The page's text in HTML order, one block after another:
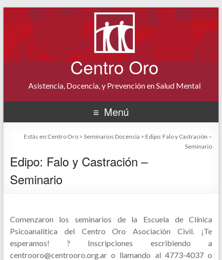
Centro Oro
Asistencia, Docencia, y Prevención en Salud Mental
Menú
Estás en:Centro Oro >Seminarios Docencia > Edipo: Falo y Castración –
Seminario
Edipo: Falo y Castración –
Seminario
Comenzaron los seminarios de la Escuela de Clínica
Psicoanalítica del Centro Oro Asociación Civil. ¡Te
esperamos! ? Inscripciones escribiendo a
centrooro@centrooro.org.ar o llamando al 4773-4037 o